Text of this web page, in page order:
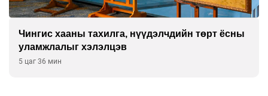
Чингис хааны тахилга, нүүдэлчдийн төрт ёсны
уламжлалыг хэлэлцэв
5 цаг 36 мин